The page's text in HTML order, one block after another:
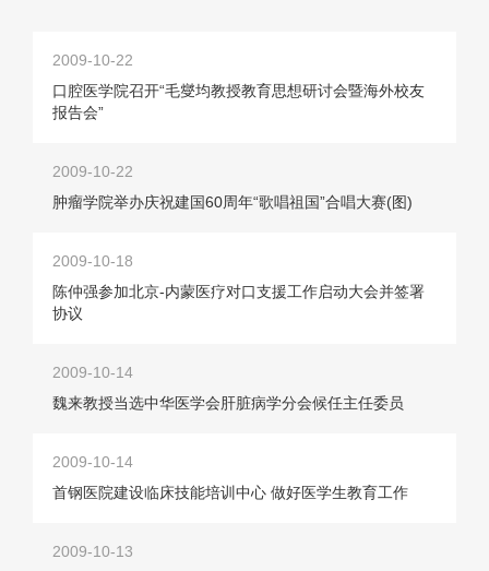
2009-10-22
口腔医学院召开“毛燮均教授教育思想研讨会暨海外校友
报告会”
2009-10-22
肿瘤学院举办庆祝建国60周年“歌唱祖国”合唱大赛(图)
2009-10-18
陈仲强参加北京-内蒙医疗对口支援工作启动大会并签署
协议
2009-10-14
魏来教授当选中华医学会肝脏病学分会候任主任委员
2009-10-14
首钢医院建设临床技能培训中心 做好医学生教育工作
2009-10-13